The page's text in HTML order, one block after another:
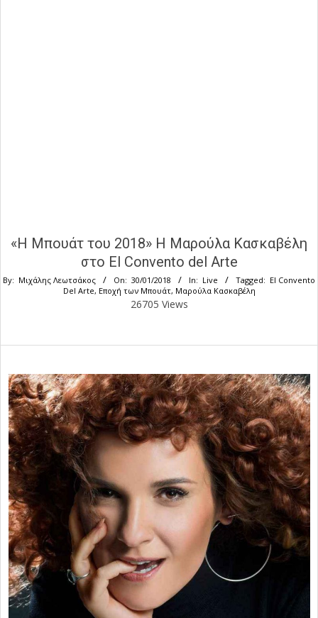
«Η Μπουάτ του 2018» Η Μαρούλα Κασκαβέλη
στο El Convento del Αrte
By: Μιχάλης Λεωτσάκος On: 30/01/2018 In: Live Tagged: El Convento
Del Arte, Εποχή των Μπουάτ, Μαρούλα Κασκαβέλη
26705 Views